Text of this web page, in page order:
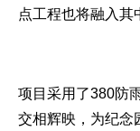
点工程也将融入其
项目采用了380防
交相辉映，为纪念